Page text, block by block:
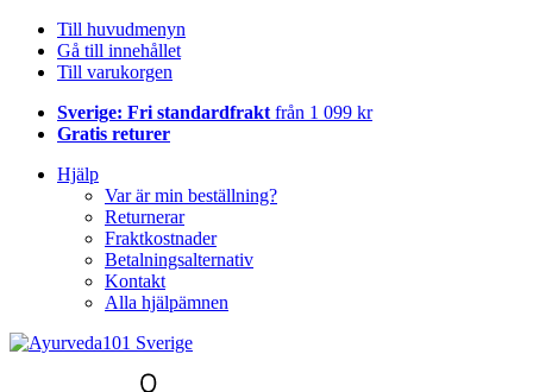
Till huvudmenyn
Gå till innehållet
Till varukorgen
Sverige: Fri standardfrakt från 1 099 kr
Gratis returer
Hjälp
Var är min beställning?
Returnerar
Fraktkostnader
Betalningsalternativ
Kontakt
Alla hjälpämnen